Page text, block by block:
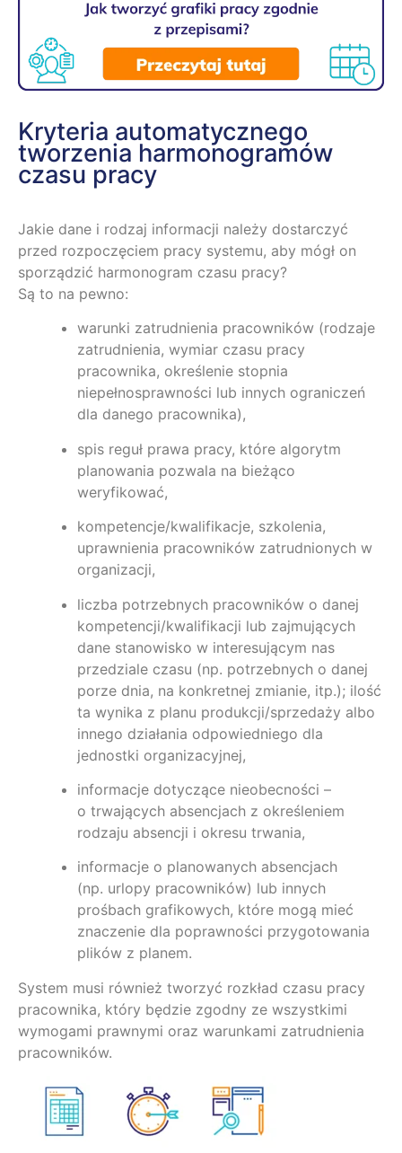
Kryteria automatycznego
tworzenia harmonogramów
czasu pracy
Jakie dane i rodzaj informacji należy dostarczyć
przed rozpoczęciem pracy systemu, aby mógł on
sporządzić harmonogram czasu pracy?
Są to na pewno:
warunki zatrudnienia pracowników (rodzaje
zatrudnienia, wymiar czasu pracy
pracownika, określenie stopnia
niepełnosprawności lub innych ograniczeń
dla danego pracownika),
spis reguł prawa pracy, które algorytm
planowania pozwala na bieżąco
weryfikować,
kompetencje/kwalifikacje, szkolenia,
uprawnienia pracowników zatrudnionych w
organizacji,
liczba potrzebnych pracowników o danej
kompetencji/kwalifikacji lub zajmujących
dane stanowisko w interesującym nas
przedziale czasu (np. potrzebnych o danej
porze dnia, na konkretnej zmianie, itp.); ilość
ta wynika z planu produkcji/sprzedaży albo
innego działania odpowiedniego dla
jednostki organizacyjnej,
informacje dotyczące nieobecności –
o trwających absencjach z określeniem
rodzaju absencji i okresu trwania,
informacje o planowanych absencjach
(np. urlopy pracowników) lub innych
prośbach grafikowych, które mogą mieć
znaczenie dla poprawności przygotowania
plików z planem.
System musi również tworzyć rozkład czasu pracy
pracownika, który będzie zgodny ze wszystkimi
wymogami prawnymi oraz warunkami zatrudnienia
pracowników.